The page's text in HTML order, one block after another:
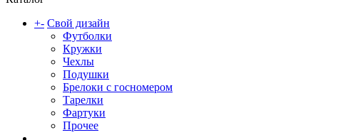
+- Свой дизайн
Футболки
Кружки
Чехлы
Подушки
Брелоки с госномером
Тарелки
Фартуки
Прочее